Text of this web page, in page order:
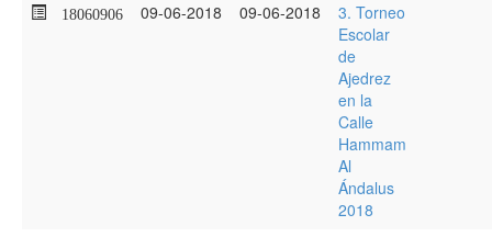
18060906 09-06-2018 09-06-2018
3. Torneo
Escolar
de
Ajedrez
en la
Calle
Hammam
Al
Ándalus
2018